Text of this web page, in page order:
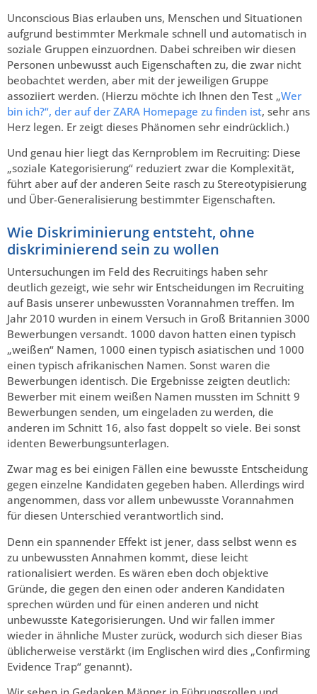
Unconscious Bias erlauben uns, Menschen und Situationen
aufgrund bestimmter Merkmale schnell und automatisch in
soziale Gruppen einzuordnen. Dabei schreiben wir diesen
Personen unbewusst auch Eigenschaften zu, die zwar nicht
beobachtet werden, aber mit der jeweiligen Gruppe
assoziiert werden. (Hierzu möchte ich Ihnen den Test „Wer
bin ich?“, der auf der ZARA Homepage zu finden ist, sehr ans
Herz legen. Er zeigt dieses Phänomen sehr eindrücklich.)
Und genau hier liegt das Kernproblem im Recruiting: Diese
„soziale Kategorisierung“ reduziert zwar die Komplexität,
führt aber auf der anderen Seite rasch zu Stereotypisierung
und Über-Generalisierung bestimmter Eigenschaften.
Wie Diskriminierung entsteht, ohne
diskriminierend sein zu wollen
Untersuchungen im Feld des Recruitings haben sehr
deutlich gezeigt, wie sehr wir Entscheidungen im Recruiting
auf Basis unserer unbewussten Vorannahmen treffen. Im
Jahr 2010 wurden in einem Versuch in Groß Britannien 3000
Bewerbungen versandt. 1000 davon hatten einen typisch
„weißen“ Namen, 1000 einen typisch asiatischen und 1000
einen typisch afrikanischen Namen. Sonst waren die
Bewerbungen identisch. Die Ergebnisse zeigten deutlich:
Bewerber mit einem weißen Namen mussten im Schnitt 9
Bewerbungen senden, um eingeladen zu werden, die
anderen im Schnitt 16, also fast doppelt so viele. Bei sonst
identen Bewerbungsunterlagen.
Zwar mag es bei einigen Fällen eine bewusste Entscheidung
gegen einzelne Kandidaten gegeben haben. Allerdings wird
angenommen, dass vor allem unbewusste Vorannahmen
für diesen Unterschied verantwortlich sind.
Denn ein spannender Effekt ist jener, dass selbst wenn es
zu unbewussten Annahmen kommt, diese leicht
rationalisiert werden. Es wären eben doch objektive
Gründe, die gegen den einen oder anderen Kandidaten
sprechen würden und für einen anderen und nicht
unbewusste Kategorisierungen. Und wir fallen immer
wieder in ähnliche Muster zurück, wodurch sich dieser Bias
üblicherweise verstärkt (im Englischen wird dies „Confirming
Evidence Trap“ genannt).